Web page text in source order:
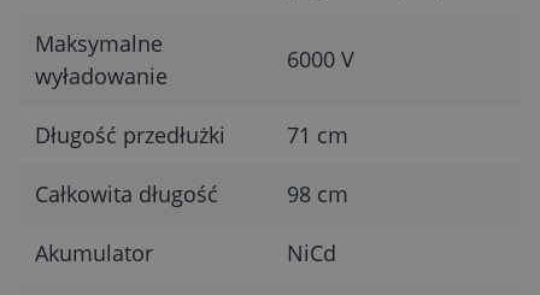
Maksymalne
wyładowanie
6000 V
Długość przedłużki 71 cm
Całkowita długość 98 cm
Akumulator NiCd